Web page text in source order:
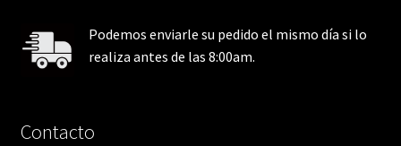
Podemos enviarle su pedido el mismo día si lo
realiza antes de las 8:00am.
Contacto